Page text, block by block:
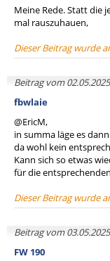
Meine Rede. Statt die
mal rauszuhauen,
Dieser Beitrag wurde
Beitrag vom
fbwlaie
@EricM,
in summa läge es
da wohl kein
Kann sich so etwas
für die
Dieser Beitrag wurde
Beitrag vom
FW 190